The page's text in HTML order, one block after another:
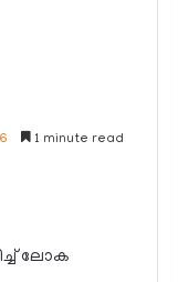
1 minute read
ലോക